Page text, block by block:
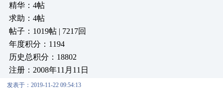
精华：4帖
求助：4帖
帖子：1019帖 | 7217回
年度积分：1194
历史总积分：18802
注册：2008年11月11日
发表于：2019-11-22 09:54:13